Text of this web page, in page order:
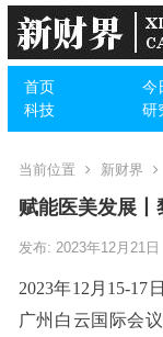
首页 今
科技
研
当前位置 新财界
赋能医美发展
发布: 2023年12月21日
2023年12月15-
广州白云国际会